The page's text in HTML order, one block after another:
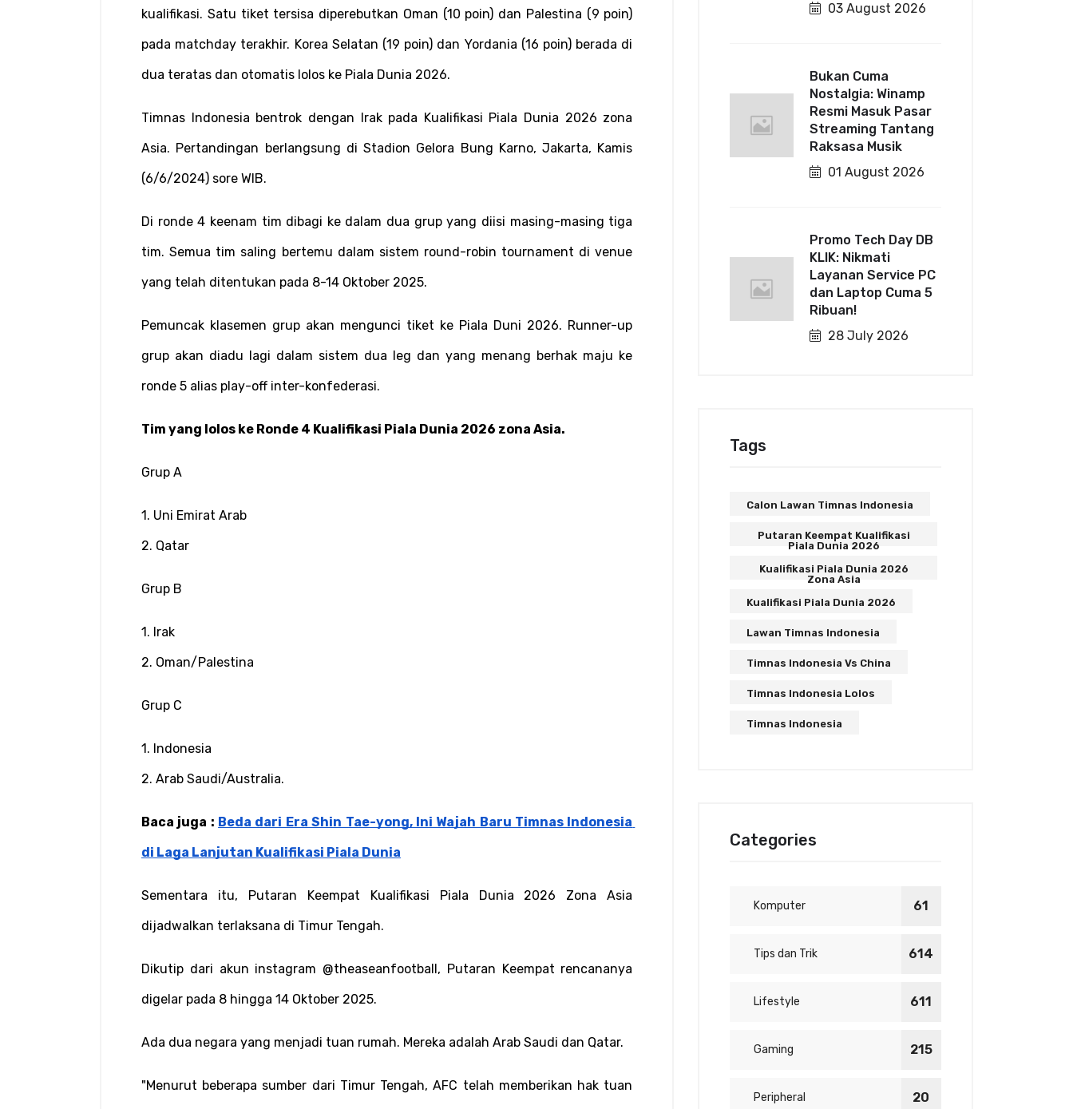
kualifikasi. Satu tiket tersisa diperebutkan Oman (10 poin) dan Palestina (9 poin)
pada matchday terakhir. Korea Selatan (19 poin) dan Yordania (16 poin) berada di
dua teratas dan otomatis lolos ke Piala Dunia 2026.
Timnas Indonesia bentrok dengan Irak pada Kualifikasi Piala Dunia 2026 zona
Asia. Pertandingan berlangsung di Stadion Gelora Bung Karno, Jakarta, Kamis
(6/6/2024) sore WIB.
Di ronde 4 keenam tim dibagi ke dalam dua grup yang diisi masing-masing tiga
tim. Semua tim saling bertemu dalam sistem round-robin tournament di venue
yang telah ditentukan pada 8-14 Oktober 2025.
Pemuncak klasemen grup akan mengunci tiket ke Piala Duni 2026. Runner-up
grup akan diadu lagi dalam sistem dua leg dan yang menang berhak maju ke
ronde 5 alias play-off inter-konfederasi.
Tim yang lolos ke Ronde 4 Kualifikasi Piala Dunia 2026 zona Asia.
Grup A
1. Uni Emirat Arab
2. Qatar
Grup B
1. Irak
2. Oman/Palestina
Grup C
1. Indonesia
2. Arab Saudi/Australia.
Baca juga : Beda dari Era Shin Tae-yong, Ini Wajah Baru Timnas Indonesia
di Laga Lanjutan Kualifikasi Piala Dunia
Sementara itu, Putaran Keempat Kualifikasi Piala Dunia 2026 Zona Asia
dijadwalkan terlaksana di Timur Tengah.
Dikutip dari akun instagram @theaseanfootball, Putaran Keempat rencananya
digelar pada 8 hingga 14 Oktober 2025.
Ada dua negara yang menjadi tuan rumah. Mereka adalah Arab Saudi dan Qatar.
"Menurut beberapa sumber dari Timur Tengah, AFC telah memberikan hak tuan
03 August 2026
Bukan Cuma
Nostalgia: Winamp
Resmi Masuk Pasar
Streaming Tantang
Raksasa Musik
01 August 2026
Promo Tech Day DB
KLIK: Nikmati
Layanan Service PC
dan Laptop Cuma 5
Ribuan!
28 July 2026
Tags
Calon Lawan Timnas Indonesia
Putaran Keempat Kualifikasi
Piala Dunia 2026
Kualifikasi Piala Dunia 2026
Zona Asia
Kualifikasi Piala Dunia 2026
Lawan Timnas Indonesia
Timnas Indonesia Vs China
Timnas Indonesia Lolos
Timnas Indonesia
Categories
Komputer 61
Tips dan Trik 614
Lifestyle 611
Gaming 215
Peripheral 20